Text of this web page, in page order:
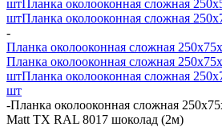
штПланка околооконная сложная
штПланка околооконная сложная
-
Планка околооконная сложная
Планка околооконная сложная
штПланка околооконная сложная
шт
-Планка околооконная сложная
Matt TX RAL 8017 шоколад (2м)